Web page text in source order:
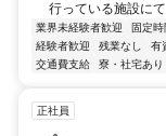
行っている施設に
業界未経験者歓迎 固定時
経験者歓迎
残業なし 有
交通費支給
寮・社宅あり
正社員